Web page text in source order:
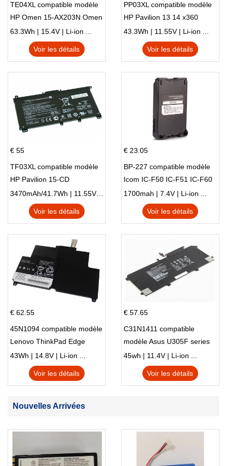
TE04XL compatible modèle
HP Omen 15-AX203N Omen
15 Series Pavilion 15 Series
63.3Wh | 15.4V | Li-ion ...
Voir les détails
PP03XL compatible modèle
HP Pavilion 13 14 x360
L83388-AC1 L83388-421
HSTNN-LB8S M01118-421
M01144-005 13-BB 14-DV
43.3Wh | 11.55V | Li-ion ...
Voir les détails
€ 55
TF03XL compatible modèle
HP Pavilion 15-CD
3470mAh/41.7Wh | 11.55V | Li-ion ...
Voir les détails
€ 23.05
BP-227 compatible modèle
Icom IC-F50 IC-F51 IC-F60
IC-F61 IC-M87
1700mah | 7.4V | Li-ion ...
Voir les détails
€ 62.55
45N1094 compatible modèle
Lenovo ThinkPad Edge
S230u Twist
43Wh | 14.8V | Li-ion ...
Voir les détails
€ 57.65
C31N1411 compatible
modèle Asus U305F series
45wh | 11.4V | Li-ion ...
Voir les détails
Nouvelles Arrivées